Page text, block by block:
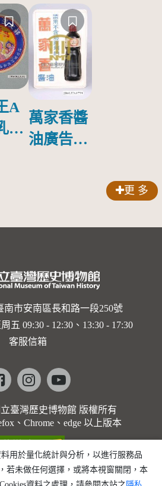
A
罐
萬家香醬
油廣告塑
更 多
南市安南區長和路一段250號
五 09:30 - 12:30、13:30 - 17:30
客服信箱
Facebookinstagramyoutube
立臺灣歷史博物館 版權所有
、Chrome、edge 以上版本
用於量化統計與分析，以進行服務品
若未做任何選擇，或將本視窗關閉，本
資料之處理，請參閱本站之 隱私